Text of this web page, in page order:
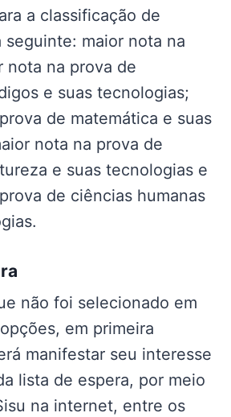
a classificação de
seguinte: maior nota na
nota na prova de
e suas tecnologias;
de matemática e suas
nota na prova de
e suas tecnologias e
de ciências humanas
não foi selecionado em
em primeira
manifestar seu interesse
lista de espera, por meio
na internet, entre os